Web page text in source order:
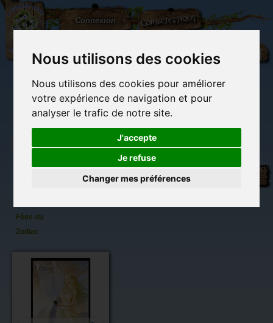
Nous utilisons des cookies
Nous utilisons des cookies pour améliorer
votre expérience de navigation et pour
analyser le trafic de notre site.
J'accepte
Je refuse
Changer mes préférences
L'Arbre
aux
100.000
Connexion Contactez-nous
(vide)
Librairie des
Carterie
originale
Activités
détente et jeux
Objets déco et
Fées du
Zodiac